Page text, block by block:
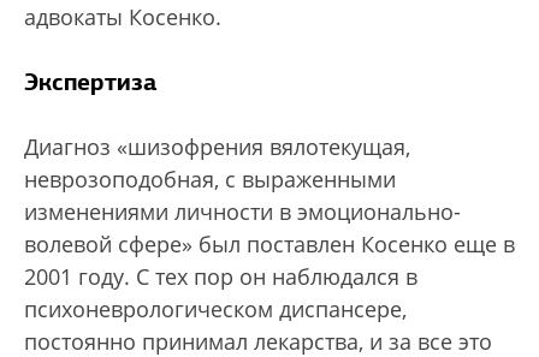
адвокаты Косенко.
Экспертиза
Диагноз «шизофрения вялотекущая,
неврозоподобная, с выраженными
изменениями личности в эмоционально-
волевой сфере» был поставлен Косенко еще в
2001 году. С тех пор он наблюдался в
психоневрологическом диспансере,
постоянно принимал лекарства, и за все это